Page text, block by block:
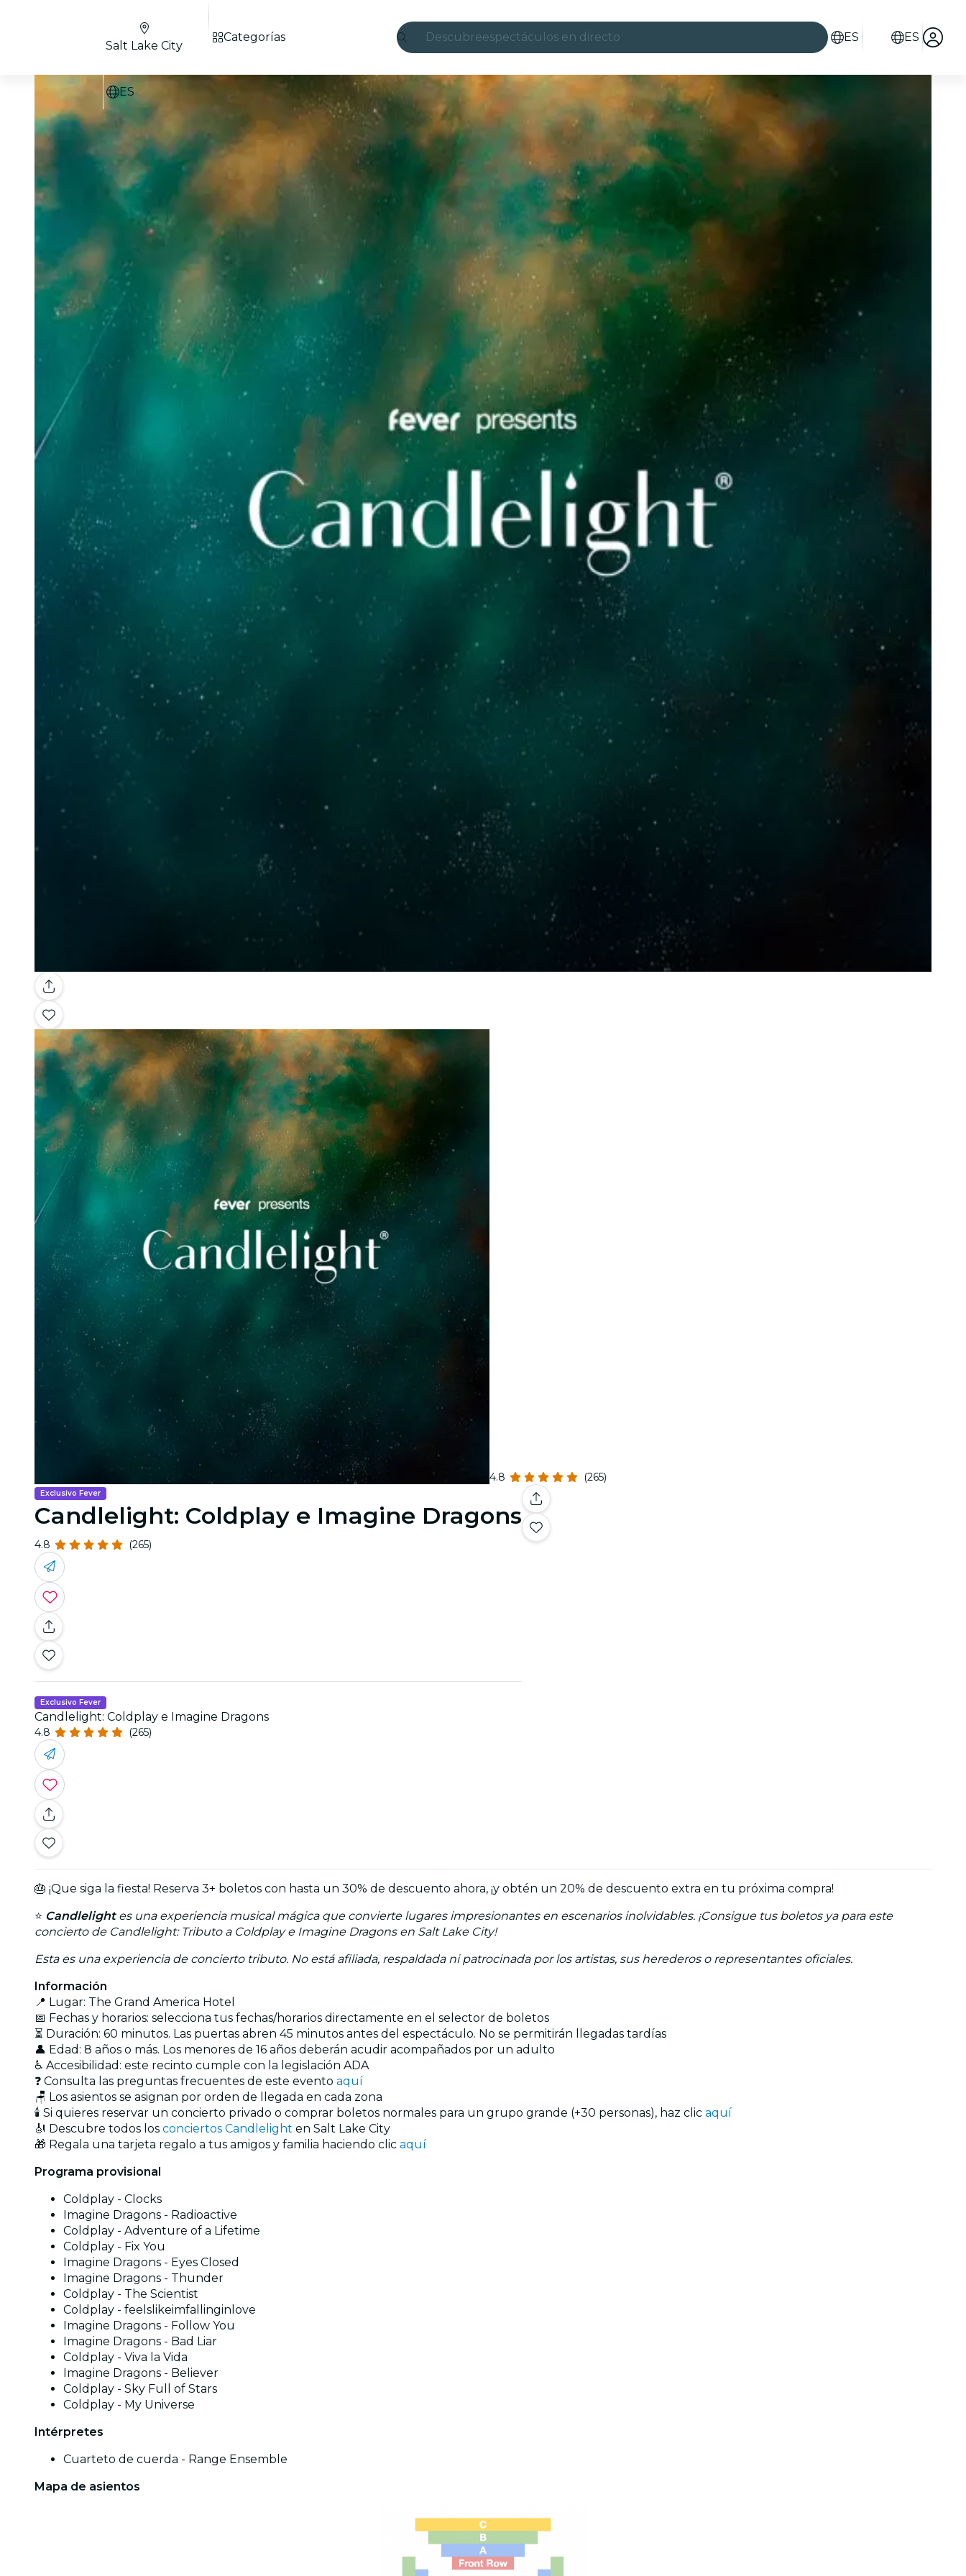
Descubreespectáculos en directo
candlelight
Londres
experiencias y ciudades
São Paulo
exposiciones
Seúl
recorridos por la ciudad
restaurantes
cine
ES ES
Salt Lake City
ES
Categorías
Galería
4.8 (265)
Exclusivo Fever
Candlelight: Coldplay e Imagine Dragons
4.8 (265)
Exclusivo Fever
Candlelight: Coldplay e Imagine Dragons
4.8 (265)
🎂 ¡Que siga la fiesta! Reserva 3+ boletos con hasta un 30% de descuento ahora, ¡y obtén un 20% de descuento extra en tu próxima compra!
⭐ Candlelightes una experiencia musical mágica que convierte lugares impresionantes en escenarios inolvidables. ¡Consigue tus boletos ya para este
concierto de Candlelight: Tributo a Coldplay e Imagine Dragons en Salt Lake City!
Esta es una experiencia de concierto tributo. No está afiliada, respaldada ni patrocinada por los artistas, sus herederos o representantes oficiales.
Información
📍 Lugar: The Grand America Hotel
📅 Fechas y horarios: selecciona tus fechas/horarios directamente en el selector de boletos
⏳ Duración: 60 minutos. Las puertas abren 45 minutos antes del espectáculo. No se permitirán llegadas tardías
👤 Edad: 8 años o más. Los menores de 16 años deberán acudir acompañados por un adulto
♿ Accesibilidad: este recinto cumple con la legislación ADA
❓ Consulta las preguntas frecuentes de este evento aquí
🪑 Los asientos se asignan por orden de llegada en cada zona
🕯️ Si quieres reservar un concierto privado o comprar boletos normales para un grupo grande (+30 personas), haz clic aquí
🎻 Descubre todos los conciertos Candlelight en Salt Lake City
🎁 Regala una tarjeta regalo a tus amigos y familia haciendo clic aquí
Programa provisional
Coldplay - Clocks
Imagine Dragons - Radioactive
Coldplay - Adventure of a Lifetime
Coldplay - Fix You
Imagine Dragons - Eyes Closed
Imagine Dragons - Thunder
Coldplay - The Scientist
Coldplay - feelslikeimfallinginlove
Imagine Dragons - Follow You
Imagine Dragons - Bad Liar
Coldplay - Viva la Vida
Imagine Dragons - Believer
Coldplay - Sky Full of Stars
Coldplay - My Universe
Intérpretes
Cuarteto de cuerda - Range Ensemble
Mapa de asientos